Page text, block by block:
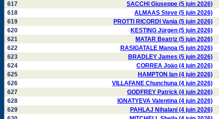
617
SACCHI Giuseppe (5 juin 2026)
618
ALMAAS Steve (5 juin 2026)
619
PROTTI RICORDI Vania (5 juin 2026)
620
KESTING Jürgen (5 juin 2026)
621
MATAR Beatriz (5 juin 2026)
622
RASIGATALE Manoa (5 juin 2026)
623
BRADLEY James (5 juin 2026)
624
CORREA Joäo (4 juin 2026)
625
HAMPTON Ian (4 juin 2026)
626
VILLAFANE Chunchuna (4 juin 2026)
627
GODFREY Patrick (4 juin 2026)
628
IGNATYEVA Valentina (4 juin 2026)
629
PAHLAJ Nihalani (4 juin 2026)